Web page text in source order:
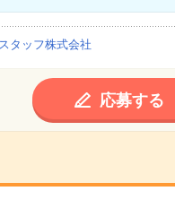
タッフ株式会社
応募する